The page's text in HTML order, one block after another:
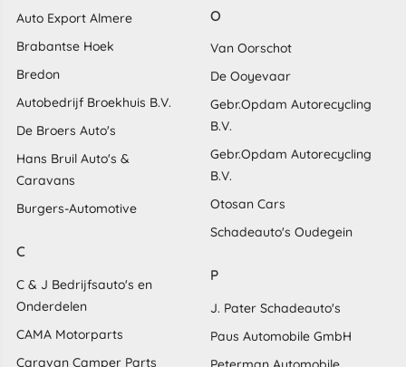
Auto Export Almere
Brabantse Hoek
Bredon
Autobedrijf Broekhuis B.V.
De Broers Auto's
Hans Bruil Auto's &
Caravans
Burgers-Automotive
C
C & J Bedrijfsauto's en
Onderdelen
CAMA Motorparts
Caravan Camper Parts
O
Van Oorschot
De Ooyevaar
Gebr.Opdam Autorecycling
B.V.
Gebr.Opdam Autorecycling
B.V.
Otosan Cars
Schadeauto's Oudegein
P
J. Pater Schadeauto's
Paus Automobile GmbH